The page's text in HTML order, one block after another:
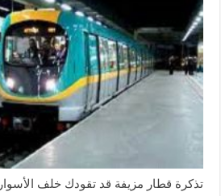
تذكرة قطار مزيفة قد تقودك خلف الأسوار 5 سنوات